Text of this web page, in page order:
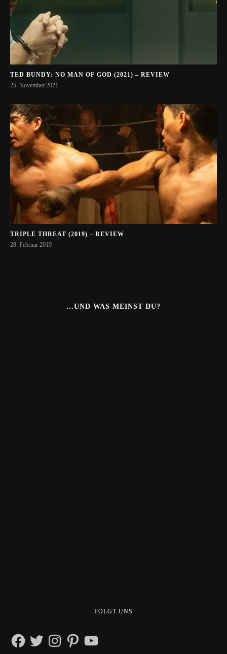
TED BUNDY: NO MAN OF GOD (2021) – REVIEW
25. November 2021
TRIPLE THREAT (2019) – REVIEW
28. Februar 2019
...UND WAS MEINST DU?
FOLGT UNS
FacebookTwitterInstagramPinterestYouTube